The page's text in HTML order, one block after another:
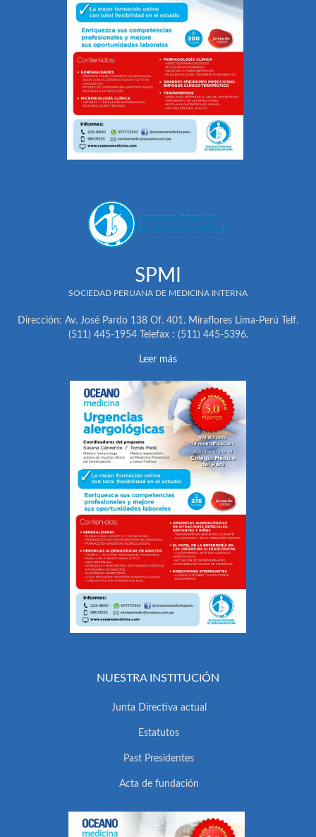
SPMI
SOCIEDAD PERUANA DE MEDICINA INTERNA
Dirección: Av. José Pardo 138 Of. 401. Miraflores Lima-Perú Telf.
(511) 445-1954 Telefax : (511) 445-5396.
Leer más
NUESTRA INSTITUCIÓN
Junta Directiva actual
Estatutos
Past Presidentes
Acta de fundación